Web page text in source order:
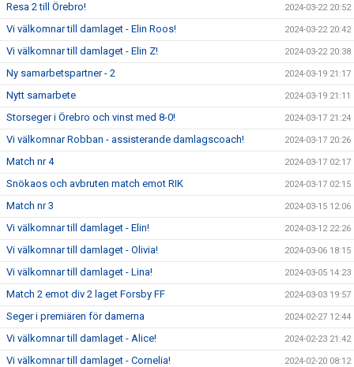
Resa 2 till Örebro! 2024-03-22 20:52
Vi välkomnar till damlaget - Elin Roos! 2024-03-22 20:42
Vi välkomnar till damlaget - Elin Z! 2024-03-22 20:38
Ny samarbetspartner - 2 2024-03-19 21:17
Nytt samarbete 2024-03-19 21:11
Storseger i Örebro och vinst med 8-0! 2024-03-17 21:24
Vi välkomnar Robban - assisterande damlagscoach! 2024-03-17 20:26
Match nr 4 2024-03-17 02:17
Snökaos och avbruten match emot RIK 2024-03-17 02:15
Match nr 3 2024-03-15 12:06
Vi välkomnar till damlaget - Elin! 2024-03-12 22:26
Vi välkomnar till damlaget - Olivia! 2024-03-06 18:15
Vi välkomnar till damlaget - Lina! 2024-03-05 14:23
Match 2 emot div 2 laget Forsby FF 2024-03-03 19:57
Seger i premiären för damerna 2024-02-27 12:44
Vi välkomnar till damlaget - Alice! 2024-02-23 21:42
Vi välkomnar till damlaget - Cornelia! 2024-02-20 08:12